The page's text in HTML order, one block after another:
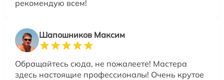
рекомендую всем!
Шапошников Максим
Обращайтесь сюда, не пожалеете! Мастера
здесь настоящие профессионалы! Очень крутое